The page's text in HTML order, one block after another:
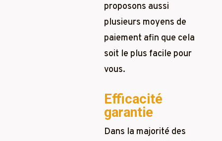
proposons aussi
plusieurs moyens de
paiement afin que cela
soit le plus facile pour
vous.
Efficacité
garantie
Dans la majorité des